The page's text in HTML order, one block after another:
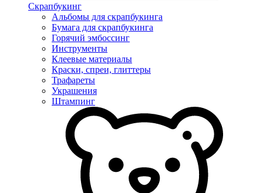
Скрапбукинг
Альбомы для скрапбукинга
Бумага для скрапбукинга
Горячий эмбоссинг
Инструменты
Клеевые материалы
Краски, спреи, глиттеры
Трафареты
Украшения
Штампинг